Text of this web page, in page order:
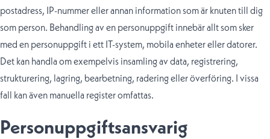
postadress, IP-nummer eller annan information som är knuten till dig
som person. Behandling av en personuppgift innebär allt som sker
med en personuppgift i ett IT-system, mobila enheter eller datorer.
Det kan handla om exempelvis insamling av data, registrering,
strukturering, lagring, bearbetning, radering eller överföring. I vissa
fall kan även manuella register omfattas.
Personuppgiftsansvarig